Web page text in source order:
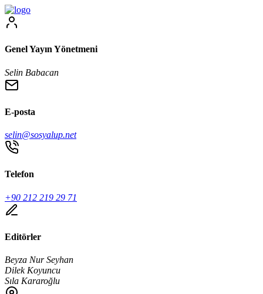
Genel Yayın Yönetmeni
Selin Babacan
E-posta
selin@sosyalup.net
Telefon
+90 212 219 29 71
Editörler
Beyza Nur Seyhan
Dilek Koyuncu
Sıla Kararoğlu